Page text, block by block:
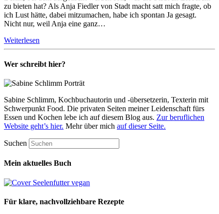
zu bieten hat? Als Anja Fiedler von Stadt macht satt mich fragte, ob
ich Lust hätte, dabei mitzumachen, habe ich spontan Ja gesagt.
Nicht nur, weil Anja eine ganz…
Weiterlesen
Wer schreibt hier?
Sabine Schlimm, Kochbuchautorin und -übersetzerin, Texterin mit
Schwerpunkt Food. Die privaten Seiten meiner Leidenschaft fürs
Essen und Kochen lebe ich auf diesem Blog aus. Zur beruflichen
Website geht’s hier. Mehr über mich auf dieser Seite.
Suchen
Mein aktuelles Buch
Für klare, nachvollziehbare Rezepte